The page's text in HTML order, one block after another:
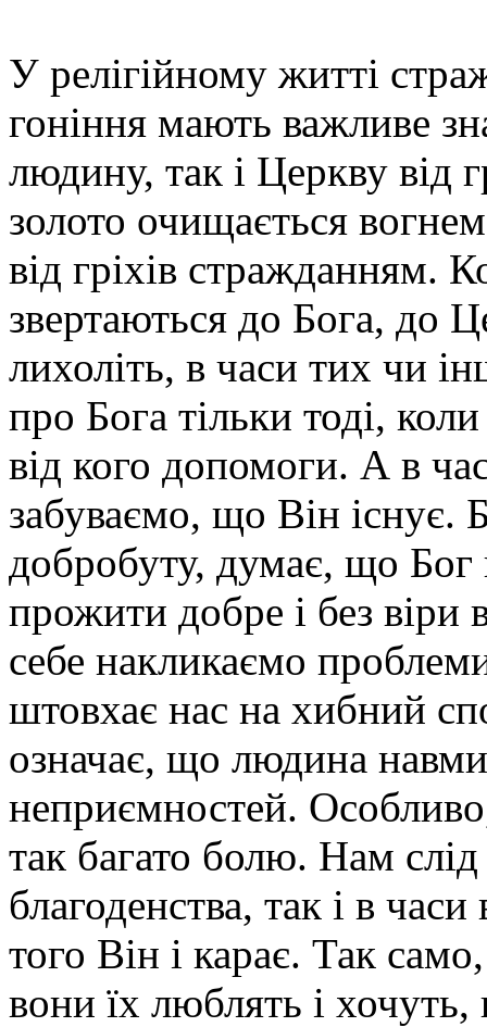
У релігійному житті
гоніння мають важливе
людину, так і Церкву від
золото очищається
від гріхів стражданням.
звертаються до Бога, до
лихоліть, в часи тих чи
про Бога тільки тоді,
від кого допомоги. А в
забуваємо, що Він існує.
добробуту, думає, що
прожити добре і без
себе накликаємо
штовхає нас на хибний
означає, що людина
неприємностей.
так багато болю. Нам
благоденства, так і в
того Він і карає. Так
вони їх люблять і